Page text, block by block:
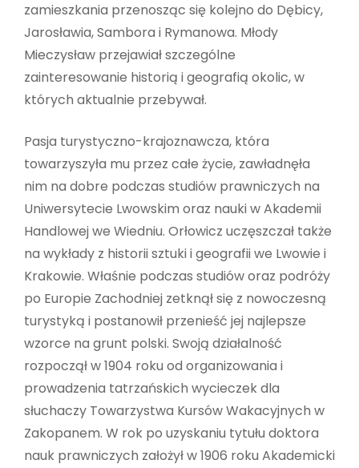
zamieszkania przenosząc się kolejno do Dębicy,
Jarosławia, Sambora i Rymanowa. Młody
Mieczysław przejawiał szczególne
zainteresowanie historią i geografią okolic, w
których aktualnie przebywał.
Pasja turystyczno-krajoznawcza, która
towarzyszyła mu przez całe życie, zawładnęła
nim na dobre podczas studiów prawniczych na
Uniwersytecie Lwowskim oraz nauki w Akademii
Handlowej we Wiedniu. Orłowicz uczęszczał także
na wykłady z historii sztuki i geografii we Lwowie i
Krakowie. Właśnie podczas studiów oraz podróży
po Europie Zachodniej zetknął się z nowoczesną
turystyką i postanowił przenieść jej najlepsze
wzorce na grunt polski. Swoją działalność
rozpoczął w 1904 roku od organizowania i
prowadzenia tatrzańskich wycieczek dla
słuchaczy Towarzystwa Kursów Wakacyjnych w
Zakopanem. W rok po uzyskaniu tytułu doktora
nauk prawniczych założył w 1906 roku Akademicki